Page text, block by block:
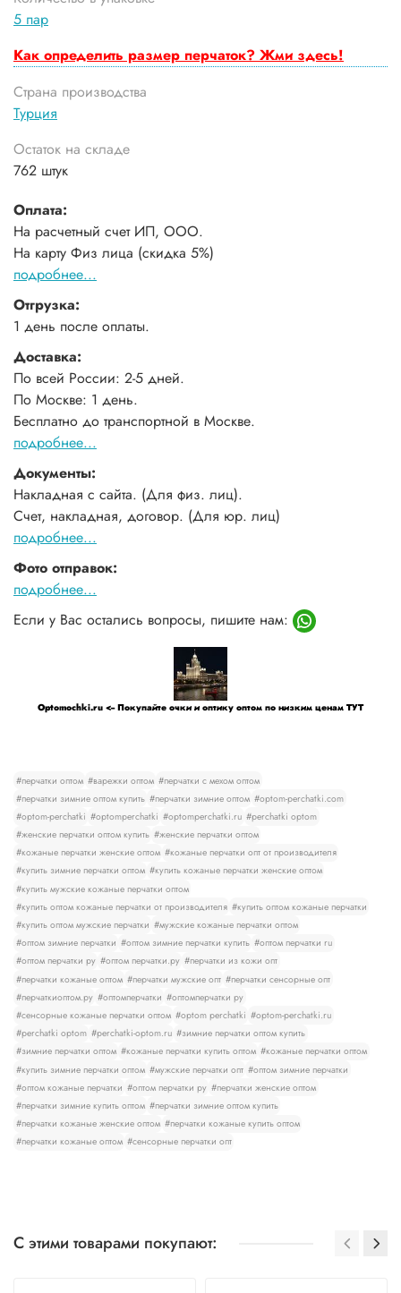
5 пар
Как определить размер перчаток? Жми здесь!
Страна производства
Турция
Остаток на складе
762 штук
Оплата:
На расчетный счет ИП, ООО.
На карту Физ лица (скидка 5%)
подробнее...
Отгрузка:
1 день после оплаты.
Доставка:
По всей России: 2-5 дней.
По Москве: 1 день.
Бесплатно до транспортной в Москве.
подробнее...
Документы:
Накладная с сайта. (Для физ. лиц).
Счет, накладная, договор. (Для юр. лиц)
подробнее...
Фото отправок:
подробнее...
Если у Вас остались вопросы, пишите нам:
Optomochki.ru <-- Покупайте очки и оптику оптом по низким ценам ТУТ
#перчатки оптом #варежки оптом #перчатки с мехом оптом
#перчатки зимние оптом купить #перчатки зимние оптом #optom-perchatki.com
#optom-perchatki #optomperchatki #optomperchatki.ru #perchatki optom
#женские перчатки оптом купить #женские перчатки оптом
#кожаные перчатки женские оптом #кожаные перчатки опт от производителя
#купить зимние перчатки оптом #купить кожаные перчатки женские оптом
#купить мужские кожаные перчатки оптом
#купить оптом кожаные перчатки от производителя #купить оптом кожаные перчатки
#купить оптом мужские перчатки #мужские кожаные перчатки оптом
#оптом зимние перчатки #оптом зимние перчатки купить #оптом перчатки ru
#оптом перчатки ру #оптом перчатки.ру #перчатки из кожи опт
#перчатки кожаные оптом #перчатки мужские опт #перчатки сенсорные опт
#перчаткиоптом.ру #оптомперчатки #оптомперчатки ру
#сенсорные кожаные перчатки оптом #optom perchatki #optom-perchatki.ru
#perchatki optom #perchatki-optom.ru #зимние перчатки оптом купить
#зимние перчатки оптом #кожаные перчатки купить оптом #кожаные перчатки оптом
#купить зимние перчатки оптом #мужские перчатки опт #оптом зимние перчатки
#оптом кожаные перчатки #оптом перчатки ру #перчатки женские оптом
#перчатки зимние купить оптом #перчатки зимние оптом купить
#перчатки кожаные женские оптом #перчатки кожаные купить оптом
#перчатки кожаные оптом #сенсорные перчатки опт
С этими товарами покупают: